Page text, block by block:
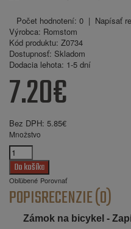
Počet hodnotení: 0 | Napísať
Výrobca: Romstom
Kód produktu: Z0734
Dostupnosť: Skladom
Dodacia lehota: 1-5 dní
7.20€
Bez DPH: 5.85€
Množstvo
Obľúbené Porovnať
POPISRECENZIE (0)
Zámok na bicykel -